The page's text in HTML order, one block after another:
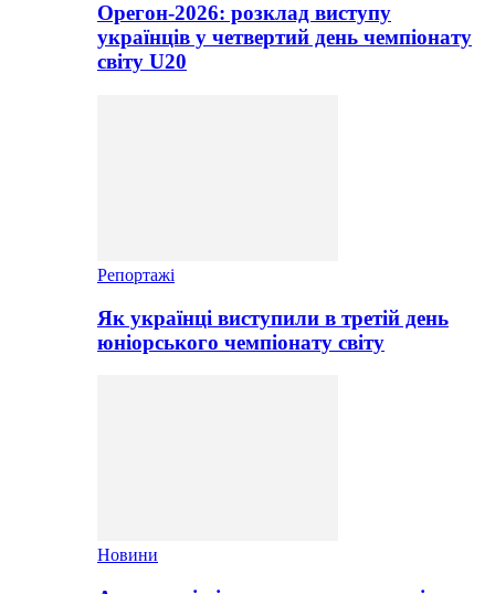
Орегон-2026: розклад виступу
українців у четвертий день чемпіонату
світу U20
Репортажі
Як українці виступили в третій день
юніорського чемпіонату світу
Новини